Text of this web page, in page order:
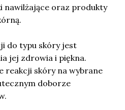
nawilżające oraz produkty
do typu skóry jest
jej zdrowia i piękna.
reakcji skóry na wybrane
doborze